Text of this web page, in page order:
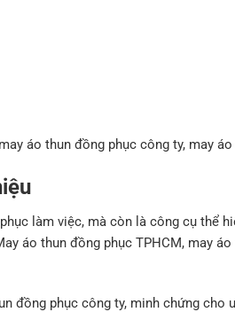
áo thun đồng phục công ty, may
làm việc, mà còn là công cụ thể
áo thun đồng phục TPHCM, may
đồng phục công ty, minh chứng cho